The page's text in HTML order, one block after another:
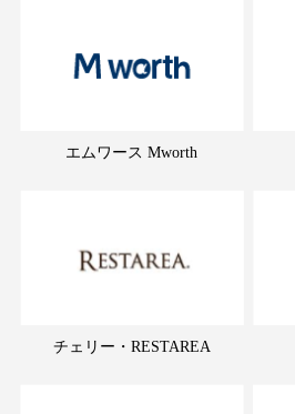
エムワース Mworth
チェリー・RESTAREA